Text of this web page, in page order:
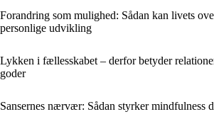
Forandring som mulighed: Sådan kan livets
personlige udvikling
Lykken i fællesskabet – derfor betyder
goder
Sansernes nærvær: Sådan styrker mindfulness